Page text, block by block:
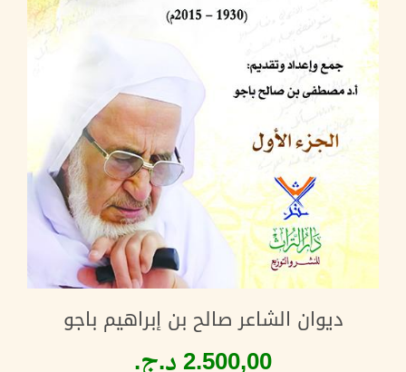
ديوان الشاعر صالح بن إبراهيم باجو